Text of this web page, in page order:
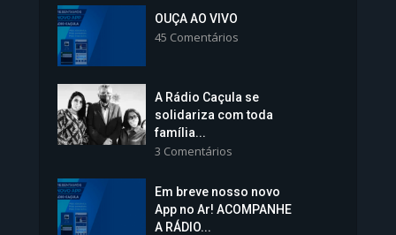
Colégios da Polícia...
Vice-Prefeita Sheila Lemos
tomará posse nesta...
OUÇA AO VIVO
45 Comentários
A Rádio Caçula se
solidariza com toda
família...
3 Comentários
Em breve nosso novo
App no Ar! ACOMPANHE
A RÁDIO...